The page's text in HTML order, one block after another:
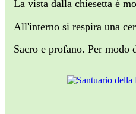
La vista dalla chiesetta è
All'interno si respira una
Sacro e profano. Per modo